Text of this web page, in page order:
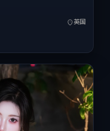
陆院线与网络平台，春节
英国